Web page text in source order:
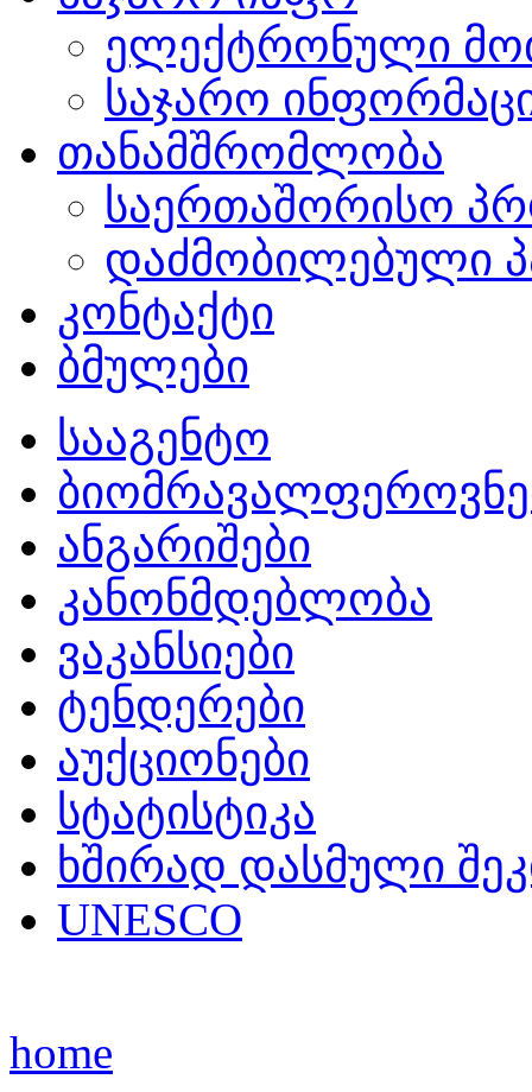
ელექტრონული
საჯარო
თანამშრომლობა
საერთაშორისო
დაძმობილებული
კონტაქტი
ბმულები
სააგენტო
ანგარიშები
კანონმდებლობა
ვაკანსიები
ტენდერები
აუქციონები
სტატისტიკა
ხშირად დასმული
UNESCO
home